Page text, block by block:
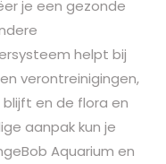
je een gezonde
helpt bij
verontreinigingen,
en de flora en
aanpak kun je
Aquarium en